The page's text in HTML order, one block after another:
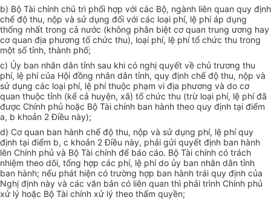
b) Bộ Tài chính chủ trì phối hợp với các Bộ, ngành liên quan quy định
chế độ thu, nộp và sử dụng đối với các loại phí, lệ phí áp dụng
thống nhất trong cả nước (không phân biệt cơ quan trung ương hay
cơ quan địa phương tổ chức thu), loại phí, lệ phí tổ chức thu trong
một số tỉnh, thành phố;
c) Ủy ban nhân dân tỉnh sau khi có nghị quyết về chủ trương thu
phí, lệ phí của Hội đồng nhân dân tỉnh, quy định chế độ thu, nộp và
sử dụng các loại phí, lệ phí thuộc phạm vi địa phương và do cơ
quan thuộc tỉnh (kể cả huyện, xã) tổ chức thu (trừ loại phí, lệ phí đã
được Chính phủ hoặc Bộ Tài chính ban hành theo quy định tại điểm
a, b khoản 2 Điều này);
d) Cơ quan ban hành chế độ thu, nộp và sử dụng phí, lệ phí quy
định tại điểm b, c khoản 2 Điều này, phải gửi quyết định ban hành
lên Chính phủ và Bộ Tài chính để báo cáo. Bộ Tài chính có trách
nhiệm theo dõi, tổng hợp các phí, lệ phí do ủy ban nhân dân tỉnh
ban hành; nếu phát hiện có trường hợp ban hành trái quy định của
Nghị định này và các văn bản có liên quan thì phải trình Chính phủ
xử lý hoặc Bộ Tài chính xử lý theo thẩm quyền;